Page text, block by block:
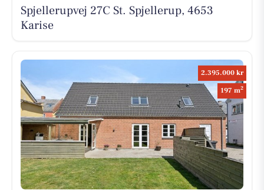
Spjellerupvej 27C St. Spjellerup, 4653
Karise
2.395.000 kr
197 m2